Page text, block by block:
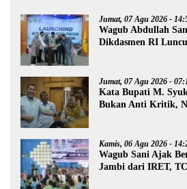
Jumat, 07 Agu 2026 -
Wagub Abdullah
Dikdasmen RI
Jumat, 07 Agu 2026 -
Kata Bupati M.
Bukan Anti Kritik,
Kamis, 06 Agu 2026 -
Wagub Sani Ajak
Jambi dari IRET,